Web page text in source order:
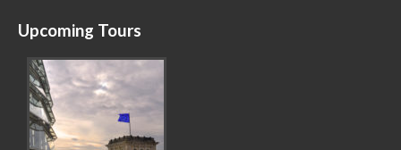
Upcoming Tours